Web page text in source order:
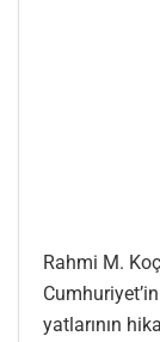
Rahmi M.
yatlarının